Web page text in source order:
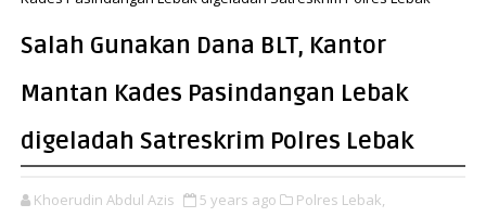
Salah Gunakan Dana BLT, Kantor
Mantan Kades Pasindangan Lebak
digeladah Satreskrim Polres Lebak
Khoerudin Abdul Azis 5 years ago Polres Lebak,